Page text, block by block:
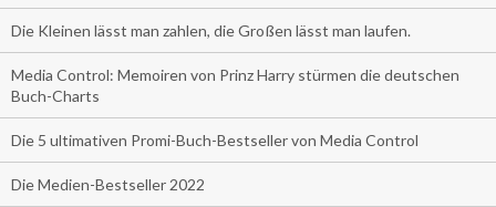
Die Kleinen lässt man zahlen, die Großen lässt man laufen.
Media Control: Memoiren von Prinz Harry stürmen die deutschen
Buch-Charts
Die 5 ultimativen Promi-Buch-Bestseller von Media Control
Die Medien-Bestseller 2022